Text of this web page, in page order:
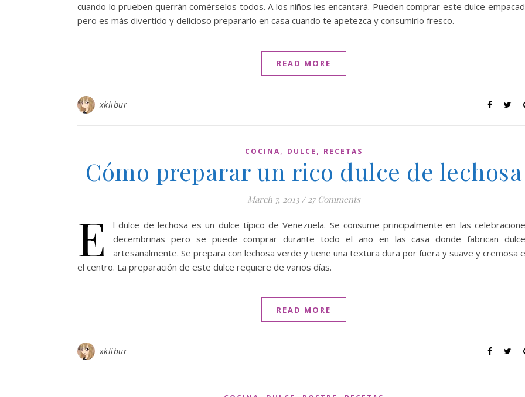
cuando lo prueben querrán comérselos todos. A los niños les encantará. Pueden comprar este dulce
pero es más divertido y delicioso prepararlo en casa cuando te apetezca y consumirlo fresco.
READ MORE
xklibur
COCINA, DULCE , RECETAS
Cómo preparar un rico dulce de lechosa
March 7, 2013 / 27 Comments
E
l dulce de lechosa es un dulce típico de Venezuela. Se consume principalmente en las
decembrinas pero se puede comprar durante todo el año en las casa donde fabrican
artesanalmente. Se prepara con lechosa verde y tiene una textura dura por fuera y suave y cremosa
el centro. La preparación de este dulce requiere de varios días.
READ MORE
xklibur